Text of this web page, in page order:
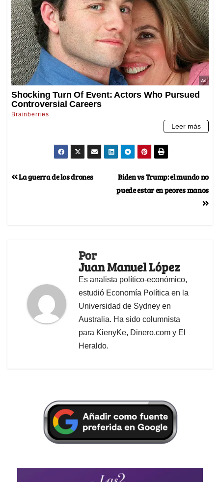
Biden vs Trump: el mundo no
puede estar en peores manos
La guerra de los drones
Por
Juan Manuel López
Es analista político-económico,
estudió Economía Política en la
Universidad de Sydney en
Australia. Ha sido columnista
para KienyKe, Dinero.com y El
Heraldo.